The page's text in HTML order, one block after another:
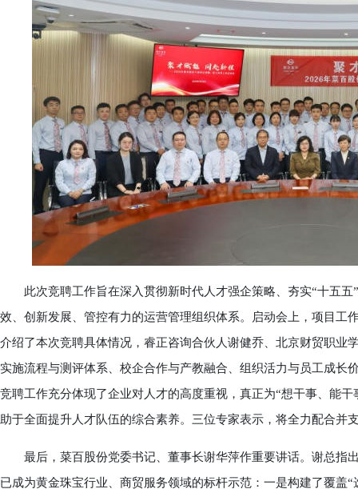
此次竞聘工作旨在深入贯彻新时代人才强企策略、夯实“十五五
效、创新发展、管控有力的运营管理组织体系。启动会上，项目工
介绍了本次竞聘具体情况，睿正咨询合伙人谢健乔、北京财贸职业
实施流程与测评体系、校企合作与产教融合、组织活力与员工成长
竞聘工作充分体现了企业对人才的高度重视，真正为“想干事、能
助于全面提升人才队伍的综合素养。三位专家表示，将全力配合并
最后，菜百股份党委书记、董事长谢华萍作重要讲话。谢总指
已成为黄金珠宝行业、商贸服务领域的标杆示范：一是构建了覆盖